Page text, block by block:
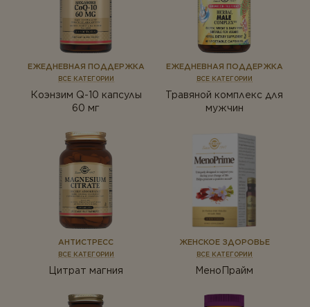
ЕЖЕДНЕВНАЯ ПОДДЕРЖКА
ВСЕ КАТЕГОРИИ
Коэнзим Q-10 капсулы
60 мг
ЕЖЕДНЕВНАЯ ПОДДЕРЖКА
ВСЕ КАТЕГОРИИ
Травяной комплекс для
мужчин
АНТИСТРЕСС
ВСЕ КАТЕГОРИИ
Цитрат магния
ЖЕНСКОЕ ЗДОРОВЬЕ
ВСЕ КАТЕГОРИИ
МеноПрайм